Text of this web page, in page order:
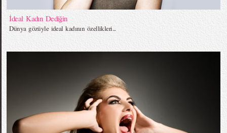
İdeal Kadın Dediğin
Dünya gözüyle ideal kadının özellikleri...